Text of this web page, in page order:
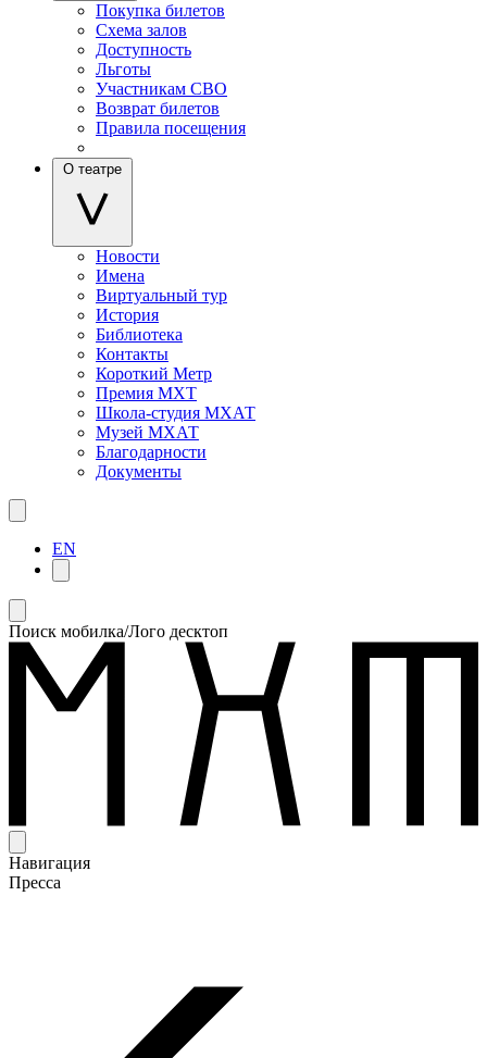
Покупка билетов
Схема залов
Доступность
Льготы
Участникам СВО
Возврат билетов
Правила посещения
О театре
Новости
Имена
Виртуальный тур
История
Библиотека
Контакты
Короткий Метр
Премия МХТ
Школа-студия МХАТ
Музей МХАТ
Благодарности
Документы
EN
Поиск мобилка/Лого десктоп
Навигация
Пресса